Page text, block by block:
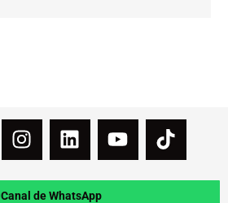
Canal de WhatsApp